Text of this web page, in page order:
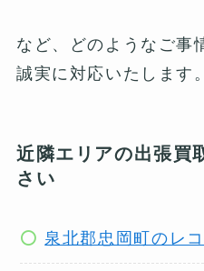
など、どのようなご事
誠実に対応いたします。
近隣エリアの出張買
さい
泉北郡忠岡町のレ